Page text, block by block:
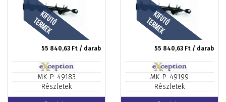
55 840,63 Ft / darab
MK-P-49183
Részletek
55 840,63 Ft / darab
MK-P-49199
Részletek